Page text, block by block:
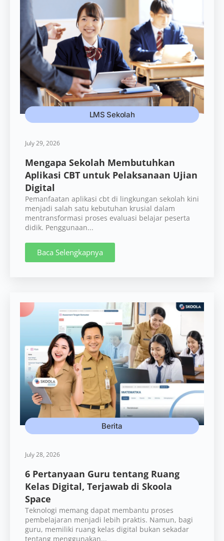
LMS Sekolah
July 29, 2026
Mengapa Sekolah Membutuhkan
Aplikasi CBT untuk Pelaksanaan Ujian
Digital
Pemanfaatan aplikasi cbt di lingkungan sekolah kini
menjadi salah satu kebutuhan krusial dalam
mentransformasi proses evaluasi belajar peserta
didik. Penggunaan...
Baca Selengkapnya
Berita
July 28, 2026
6 Pertanyaan Guru tentang Ruang
Kelas Digital, Terjawab di Skoola
Space
Teknologi memang dapat membantu proses
pembelajaran menjadi lebih praktis. Namun, bagi
guru, memiliki ruang kelas digital bukan sekadar
tentang menggunakan...